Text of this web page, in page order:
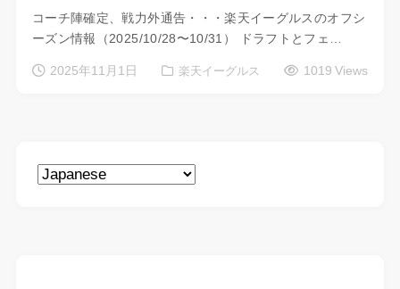
コーチ陣確定、戦力外通告・・・楽天イーグルスのオフシ
ーズン情報（2025/10/28〜10/31） ドラフトとフェ…
2025年11月1日 楽天イーグルス 1019 Views